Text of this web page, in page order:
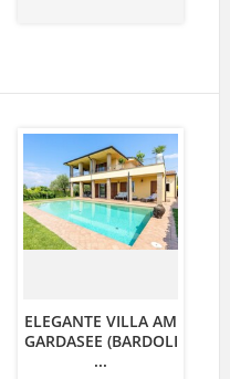
ELEGANTE VILLA AM
GARDASEE (BARDOLI
...